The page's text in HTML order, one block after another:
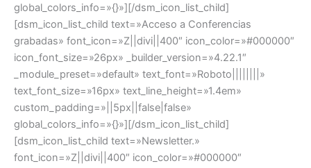
global_colors_info=»{}»][/dsm_icon_list_child]
[dsm_icon_list_child text=»Acceso a Conferencias
grabadas» font_icon=»Z||divi||400″ icon_color=»#000000″
icon_font_size=»26px» _builder_version=»4.22.1″
_module_preset=»default» text_font=»Roboto||||||||»
text_font_size=»16px» text_line_height=»1.4em»
custom_padding=»||5px||false|false»
global_colors_info=»{}»][/dsm_icon_list_child]
[dsm_icon_list_child text=»Newsletter.»
font_icon=»Z||divi||400″ icon_color=»#000000″